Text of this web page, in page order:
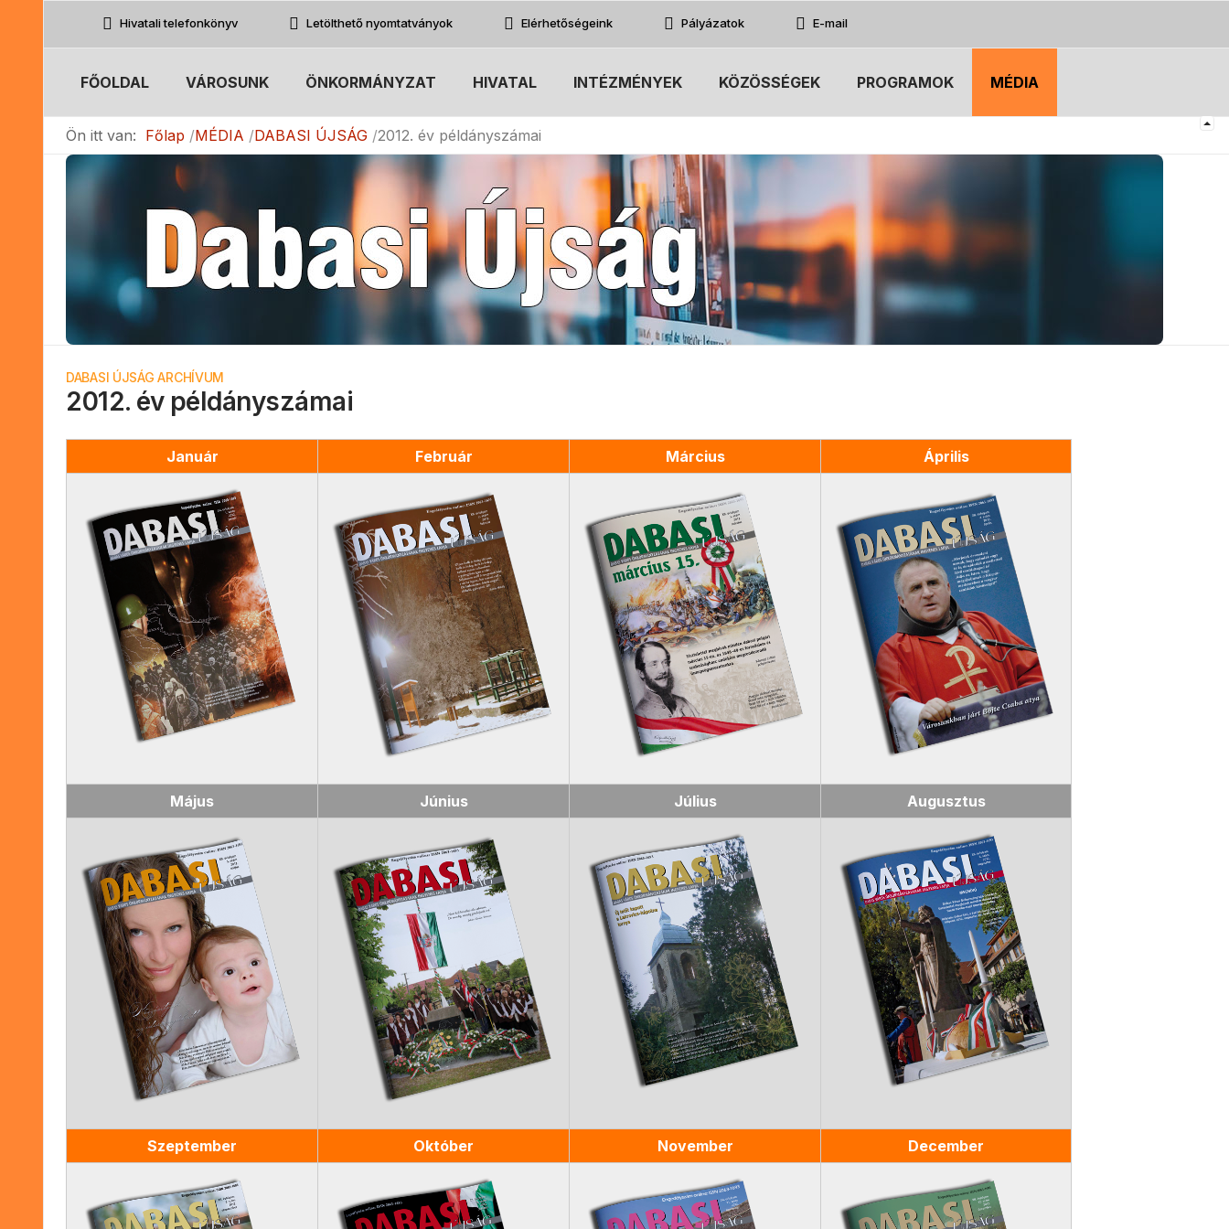
Hivatali telefonkönyv Letölthető nyomtatványok Elérhetőségeink Pályázatok E-mail
FŐOLDAL VÁROSUNK ÖNKORMÁNYZAT HIVATAL INTÉZMÉNYEK KÖZÖSSÉGEK PROGRAMOK MÉDIA
Ön itt van: Főlap MÉDIA DABASI ÚJSÁG 2012. év példányszámai
DABASI ÚJSÁG ARCHÍVUM
2012. év példányszámai
Január Február Március Április
Május Június Július Augusztus
Szeptember Október November December